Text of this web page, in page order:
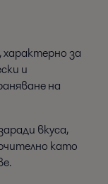
за
и
на
вкуса,
като